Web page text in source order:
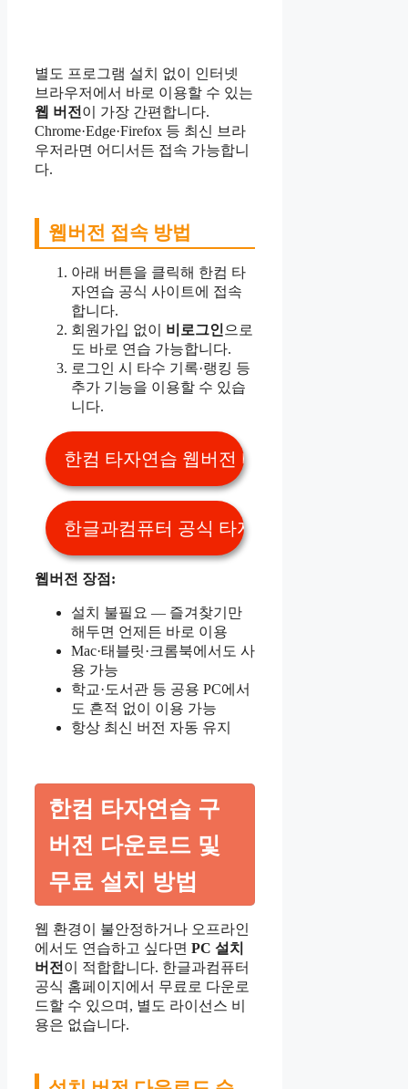
별도 프로그램 설치 없이 인터넷
브라우저에서 바로 이용할 수 있는
웹 버전 이 가장 간편합니다.
Chrome·Edge·Firefox 등 최신 브라
우저라면 어디서든 접속 가능합니
다.
웹버전 접속 방법
아래 버튼을 클릭해 한컴 타
자연습 공식 사이트에 접속
합니다.
회원가입 없이 비로그인 으로
도 바로 연습 가능합니다.
로그인 시 타수 기록·랭킹 등
추가 기능을 이용할 수 있습
니다.
한컴 타자연습 웹버전 바로가기 👆
한글과컴퓨터 공식 타자 서비스 페이지 👆
웹버전 장점:
설치 불필요 — 즐겨찾기만
해두면 언제든 바로 이용
Mac·태블릿·크롬북에서도 사
용 가능
학교·도서관 등 공용 PC에서
도 흔적 없이 이용 가능
항상 최신 버전 자동 유지
한컴 타자연습 구
버전 다운로드 및
무료 설치 방법
웹 환경이 불안정하거나 오프라인
에서도 연습하고 싶다면 PC 설치
버전 이 적합합니다. 한글과컴퓨터
공식 홈페이지에서 무료로 다운로
드할 수 있으며, 별도 라이선스 비
용은 없습니다.